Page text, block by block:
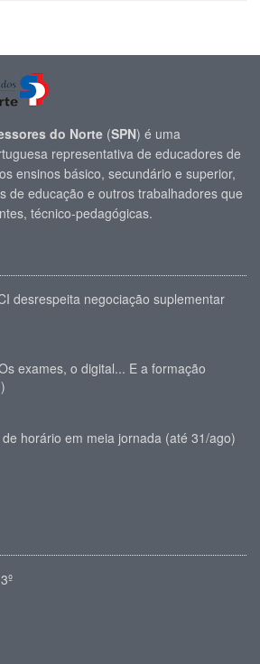
do Norte (SPN) é uma
representativa de educadores de
ensinos básico, secundário e superior,
de educação e outros trabalhadores que
técnico-pedagógicas.
desrespeita negociação suplementar
exames, o digital... E a formação
horário em meia jornada (até 31/ago)